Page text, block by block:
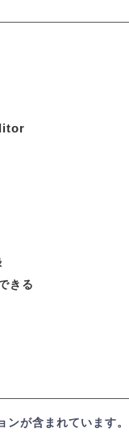
きる
が含まれています。